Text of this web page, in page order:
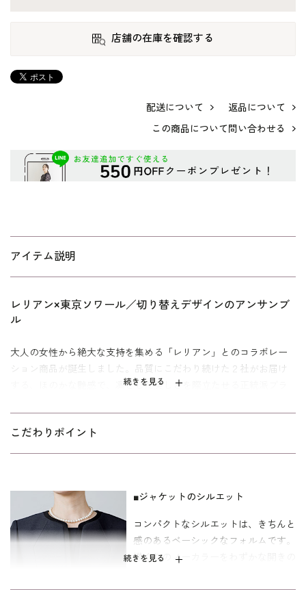
店舗の在庫を確認する
配送について
返品について
この商品について問い合わせる
アイテム説明
続きを見る
レリアン×東京ソワール／切り替えデザインのアンサンブ
ル
大人の女性から絶大な支持を集める「レリアン」とのコラボレー
ション商品が誕生しました。品質にこだわり続けた２社がお届け
する、ほのかな艶感で、凛とした美しさを際立たせる正統派ブラ
トリアセテート混の美しく上質な「ファイングログラン」を使用
象を作ります。トリミングしたサテン切り替えと、広がりすぎな
いＡラインシルエットは、縦ラインを強調。全体がスッキリと引
き締まって見えます。
ワンピースは、セミフレアのラインが描く緩やなやな揺らぎが魅
こだわりポイント
続きを見る
■ジャケットのシルエット
コンパクトなシルエットは、きちんと
感のあるベーシックなフォルムです。
襟ぐりのノーカラーをわずかな開きの